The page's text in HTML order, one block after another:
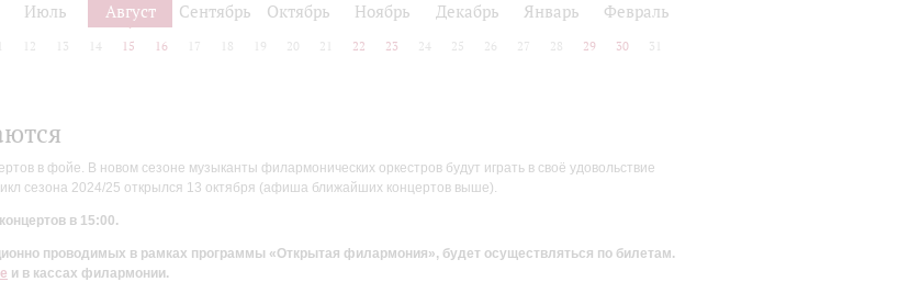
Июль Август Сентябрь Октябрь Ноябрь Декабрь Январь Февраль
12 13 14 15 16 17 18 19 20 21 22 23 24 25 26 27 28 29 30 31
в фойе. В новом сезоне музыканты филармонических оркестров будут играть в своё удовольствие
сезона 2024/25 открылся 13 октября (афиша ближайших концертов выше).
в 15:00.
проводимых в рамках программы «Открытая филармония», будет осуществляться по билетам.
и в кассах филармонии.